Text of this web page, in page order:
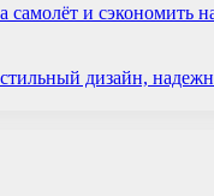
и сэкономить
дизайн,